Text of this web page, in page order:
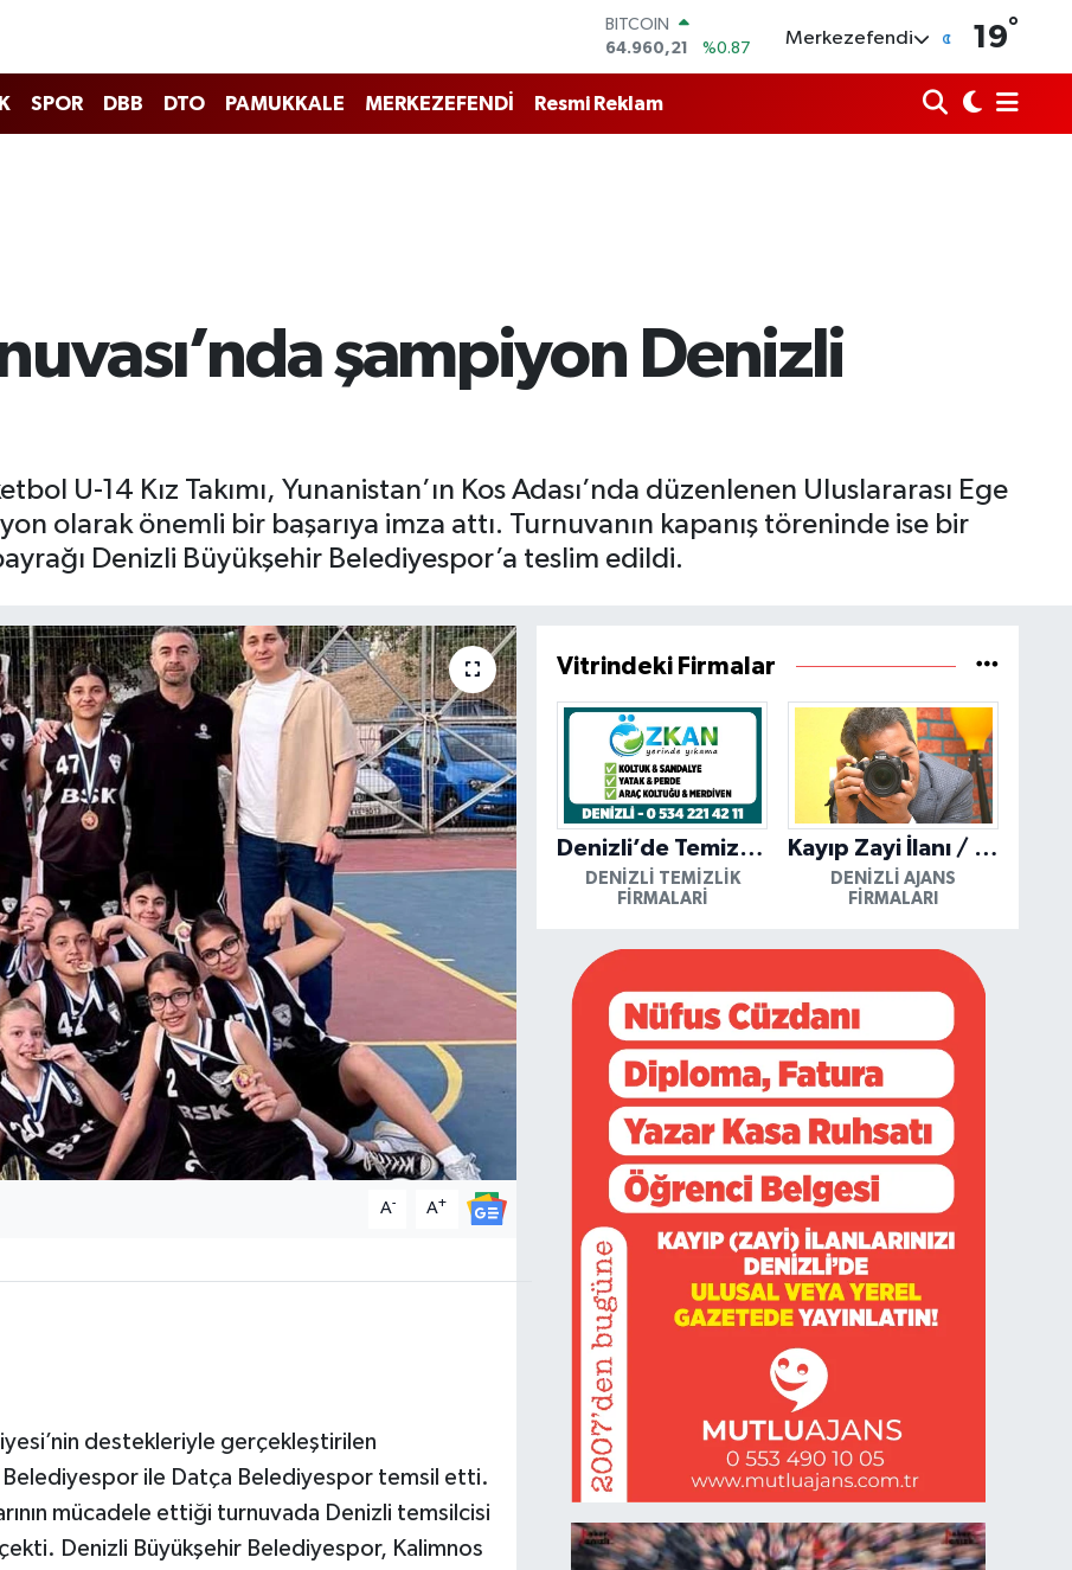
DOLAR
47,7436
%0.18
EURO
55,2510
Merkezefendi 19°
SPOR DBB DTO PAMUKKALE MERKEZEFENDİ Resmi Reklam
şampiyon Denizli
U-14 Kız Takımı, Yunanistan’ın Kos Adası’nda düzenlenen Uluslararası Ege
olarak önemli bir başarıya imza attı. Turnuvanın kapanış töreninde ise bir
Denizli Büyükşehir Belediyespor’a teslim edildi.
A- A+
destekleriyle gerçekleştirilen
Belediyespor ile Datça Belediyespor temsil etti.
mücadele ettiği turnuvada Denizli temsilcisi
Denizli Büyükşehir Belediyespor, Kalimnos
Vitrindeki Firmalar
Denizli’de Temizliğin Güvenilir Adresi: Özkan Yerinde Yıkama
DENIZLI TEMIZLIK
FIRMALARI
Kayıp Zayi İlanı / Mutlu Ajans / Denizli
DENIZLI AJANS
FIRMALARI